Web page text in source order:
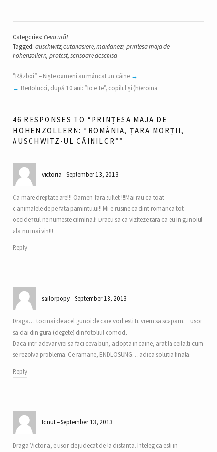
Categories: Ceva urât
Tagged: auschwitz,eutanasiere,maidanezi, printesa maja de
hohenzollern, protest,scrisoare deschisa
”Război” – Niște oameni au mâncat un câine
Bertolucci, după 10 ani: ”Io e Te”, copilul și (h)eroina
46 RESPONSES TO “PRINȚESA MAJA DE
HOHENZOLLERN: ”ROMÂNIA, ȚARA MORȚII,
AUSCHWITZ-UL CÂINILOR””
victoria September 13, 2013
Ca mare dreptate are!!! Oameni fara suflet !!!Mai rau ca toat
e animalele de pe fata pamintului!! Mi-e rusine ca dint romanca tot
occidentul ne numeste criminali! Dracu sa ca viziteze tara ca eu in gunoiul
ala nu mai vin!!!
Reply
sailorpopy September 13, 2013
Draga… tocmai de acel gunoi de care vorbesti tu vrem sa scapam. E usor
sa dai din gura (degete) din fotoliul comod,
Daca intr-adevar vrei sa faci ceva bun, adopta in caine, arat la ceilalti cum
se rezolva problema. Ce ramane, ENDLÖSUNG… adica solutia finala.
Reply
Ionut September 13, 2013
Draga Victoria, e usor de judecat de la distanta. Inteleg ca esti in